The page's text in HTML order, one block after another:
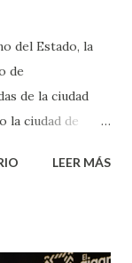
del Estado, la
de
de la ciudad
la ciudad de
LEER MÁS